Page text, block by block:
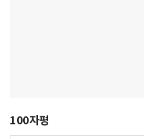
100자평